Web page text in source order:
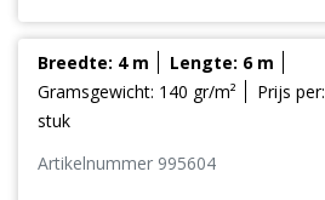
Breedte: 4 m
Lengte: 6 m
Gramsgewicht: 140 gr/m²
Prijs per:
stuk
Artikelnummer 995604